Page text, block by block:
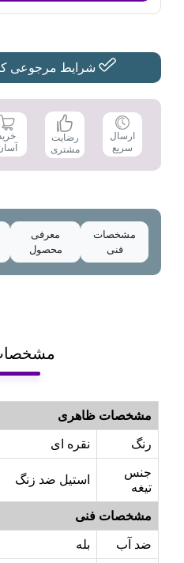
شرایط مرجوعی کالا
ارسال
سریع
رضایت
مشتری
خرید
آسان
مشخصات
فنی
معرفی
محصول
مشخصات
مشخصات ظاهری
رنگ نقره ای
جنس
تیغه
استیل ضد زنگ
مشخصات فنی
ضد آب